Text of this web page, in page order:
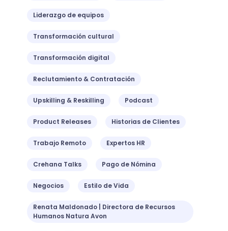
Liderazgo de equipos
Transformación cultural
Transformación digital
Reclutamiento & Contratación
Upskilling & Reskilling Podcast
Product Releases Historias de Clientes
Trabajo Remoto Expertos HR
Crehana Talks Pago de Nómina
Negocios Estilo de Vida
Renata Maldonado | Directora de Recursos
Humanos Natura Avon